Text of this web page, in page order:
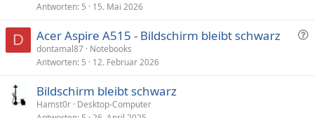
Antworten 5 15. Mai 2026
D
F
g
Acer Aspire A515 - Bildschirm bleibt schwarz
dontamal87 Notebooks
Antworten 5 12. Februar 2026
Bildschirm bleibt schwarz
Hamst0r Desktop-Computer